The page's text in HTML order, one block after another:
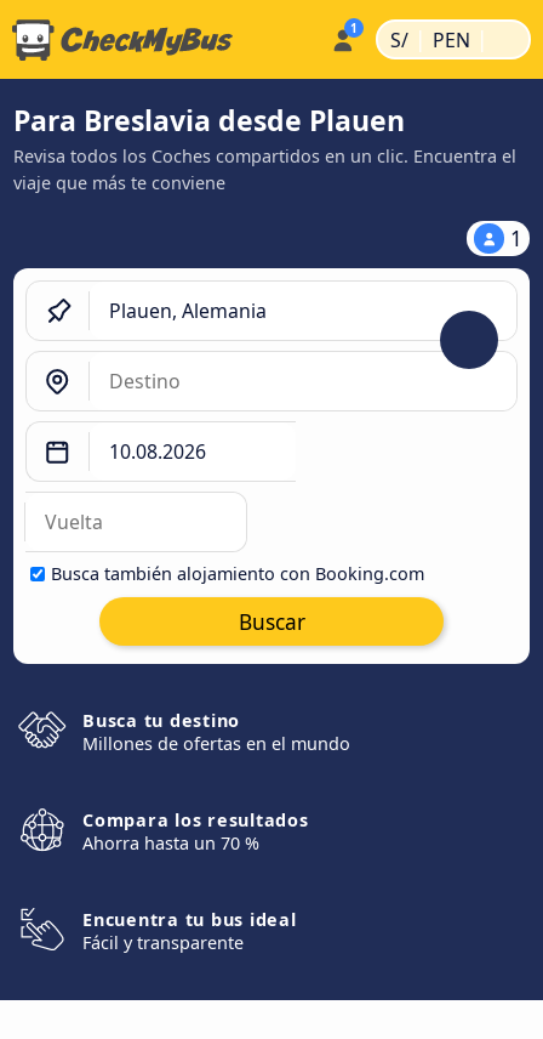
S/ | PEN |
Para Breslavia desde Plauen
Revisa todos los Coches compartidos en un clic. Encuentra el
viaje que más te conviene
1
Busca también alojamiento con Booking.com
Buscar
Busca tu destino
Millones de ofertas en el mundo
Compara los resultados
Ahorra hasta un 70 %
Encuentra tu bus ideal
Fácil y transparente